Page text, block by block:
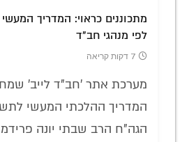
מתכוננים כראוי: המדריך
לפי מנהגי חב"ד
7 דקות קריאה
מערכת אתר 'חב"ד לייב'
המדריך ההלכתי המעשי
הגה"ח הרב שבתי יונה